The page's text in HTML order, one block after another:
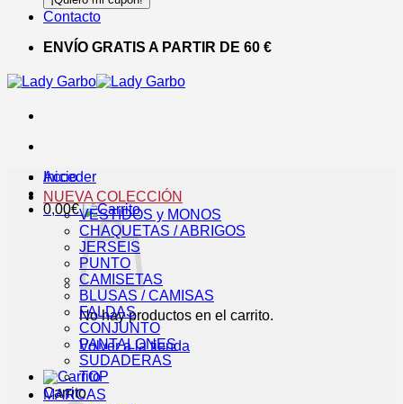
Contacto
ENVÍO GRATIS A PARTIR DE 60 €
Acceder
0,00€
No hay productos en el carrito.
Volver a la tienda
Carrito
Inicio
NUEVA COLECCIÓN
VESTIDOS y MONOS
CHAQUETAS / ABRIGOS
JERSEIS
PUNTO
CAMISETAS
BLUSAS / CAMISAS
FALDAS
CONJUNTO
PANTALONES
SUDADERAS
TOP
MARCAS